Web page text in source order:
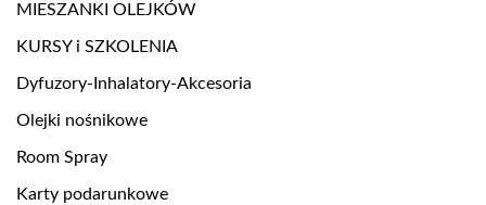
MIESZANKI OLEJKÓW
KURSY i SZKOLENIA
Dyfuzory-Inhalatory-Akcesoria
Olejki nośnikowe
Room Spray
Karty podarunkowe